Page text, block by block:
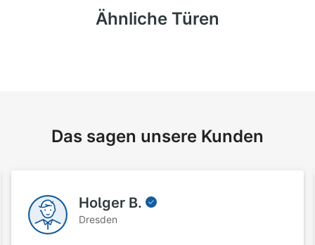
Ähnliche Türen
Das sagen unsere Kunden
Holger B.
Dresden